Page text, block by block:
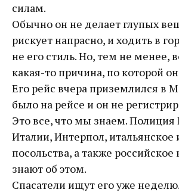
силам.
Обычно он не делает глупых
рискует напрасно, и ходить в
не его стиль. Но, тем не менее,
какая-то причина, по которой он
Его рейс вчера приземлился в
было на рейсе и он не
Это все, что мы знаем. Полиция
Италии, Интерпол, итальянское
посольства, а также российское
знают об этом.
Спасатели ищут его уже